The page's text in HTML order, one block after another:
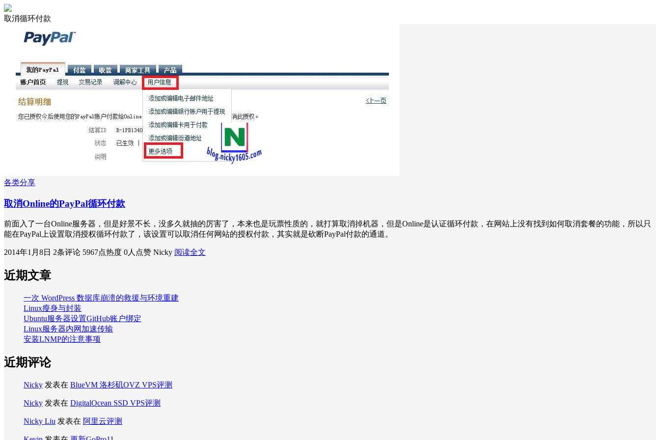
取消循环付款
各类分享
取消Online的PayPal循环付款
前面入了一台Online服务器，但是好景不长，没多久就抽的厉害了，本来也是玩票性质的，就打算取消掉机器，但是Online是认证循环付款，在网站上没有找到如何取消套餐的功能，所以只
能在PayPal上设置取消授权循环付款了，该设置可以取消任何网站的授权付款，其实就是砍断PayPal付款的通道。
2014年1月8日 2条评论 5967点热度 0人点赞 Nicky 阅读全文
近期文章
一次 WordPress 数据库崩溃的救援与环境重建
Linux瘦身与封装
Ubuntu服务器设置GitHub账户绑定
Linux服务器内网加速传输
安装LNMP的注意事项
近期评论
Nicky 发表在 BlueVM 洛杉矶OVZ VPS评测
Nicky 发表在 DigitalOcean SSD VPS评测
Nicky Liu 发表在 阿里云评测